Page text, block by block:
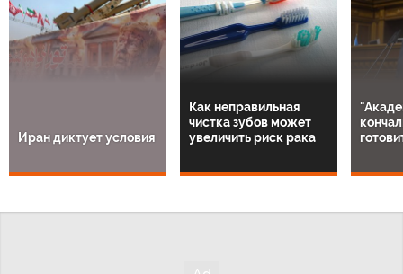
Иран диктует условия
Как неправильная
чистка зубов может
увеличить риск рака